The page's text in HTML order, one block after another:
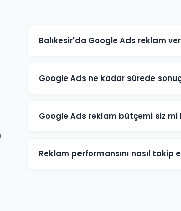
Balıkesir'da Google Ads reklam
işletmeniz için minimum bütçe önerisi
Google Ads ne kadar sürede
kampanya başladığı gün almaya
Google Ads reklam bütçemi siz mi
zaman sizindir.
Reklam performansını nasıl takip